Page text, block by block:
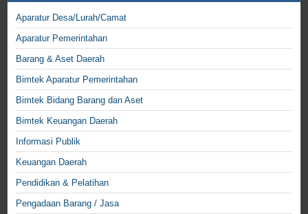
Aparatur Desa/Lurah/Camat
Aparatur Pemerintahan
Barang & Aset Daerah
Bimtek Aparatur Pemerintahan
Bimtek Bidang Barang dan Aset
Bimtek Keuangan Daerah
Informasi Publik
Keuangan Daerah
Pendidikan & Pelatihan
Pengadaan Barang / Jasa